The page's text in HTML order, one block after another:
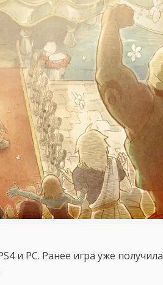
и PC. Ранее игра уже получила